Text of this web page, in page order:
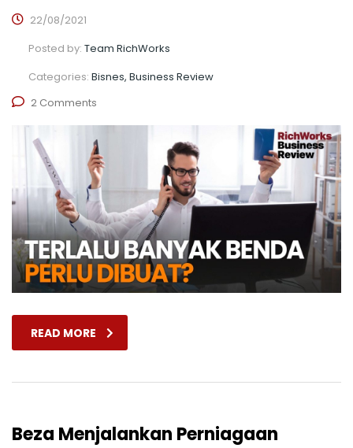
22/08/2021
Posted by: Team RichWorks
Categories: Bisnes, Business Review
2 Comments
READ MORE
Beza Menjalankan Perniagaan